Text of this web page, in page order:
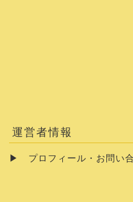
運営者情報
▶ プロフィール・お問い